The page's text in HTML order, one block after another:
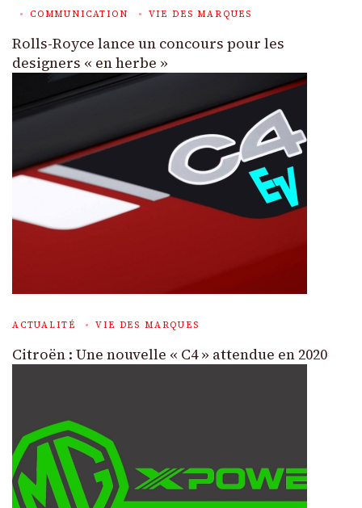
COMMUNICATION
VIE DES MARQUES
Rolls-Royce lance un concours pour les
designers « en herbe »
ACTUALITÉ VIE DES MARQUES
Citroën : Une nouvelle « C4 » attendue en 2020